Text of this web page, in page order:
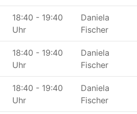
18:40 - 19:40
Uhr
Daniela
Fischer
18:40 - 19:40
Uhr
Daniela
Fischer
18:40 - 19:40
Uhr
Daniela
Fischer